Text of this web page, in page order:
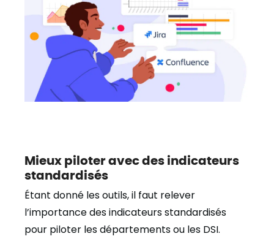
Mieux piloter avec des indicateurs
standardisés
Étant donné les outils, il faut relever
l’importance des indicateurs standardisés
pour piloter les départements ou les DSI.